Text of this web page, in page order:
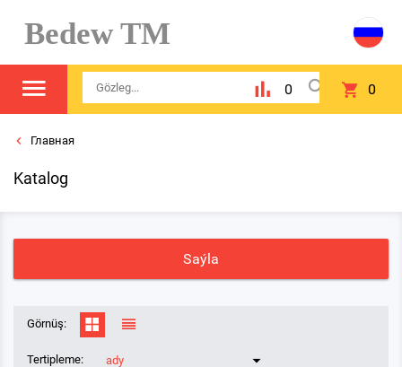
Bedew TM
0 0
Главная
Katalog
Saýla
Görnüş:
Tertipleme: ady